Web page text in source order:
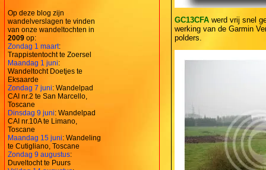
Op deze blog zijn
wandelverslagen te vinden
van onze wandeltochten in
2009 op:
Zondag 1 maart:
Trappistentocht te Zoersel
Maandag 1 juni:
Wandeltocht Doetjes te
Eksaarde
Zondag 7 juni: Wandelpad
CAI nr.2 te San Marcello,
Toscane
Dinsdag 9 juni: Wandelpad
CAI nr.10A te Limano,
Toscane
Maandag 15 juni: Wandeling
te Cutigliano, Toscane
Zondag 9 augustus:
Duveltocht te Puurs
GC13CFA werd vrij snel
werking van de Garmin
polders.